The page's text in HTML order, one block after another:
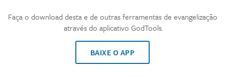
Faça o download desta e de outras ferramentas de evangelização
através do aplicativo GodTools.
BAIXE O APP